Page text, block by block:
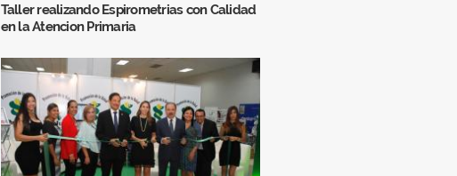
Taller realizando Espirometrias con Calidad
en la Atencion Primaria